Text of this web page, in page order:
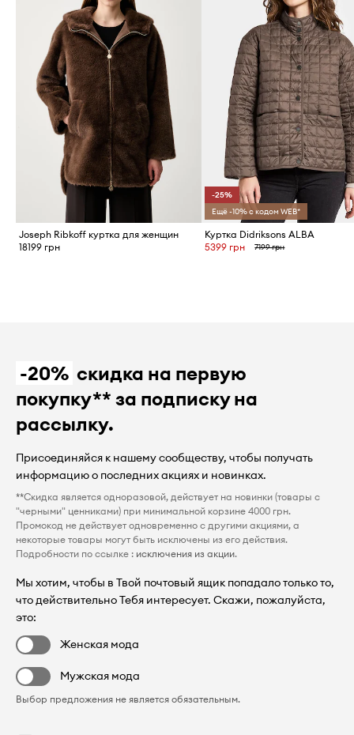
Joseph Ribkoff куртка для женщин
18199 грн
-25%
Ещё -10% с кодом WEB*
Куртка Didriksons ALBA
5399 грн
7199 грн
-20% скидка на первую
покупку** за подписку на
рассылку.
Присоединяйся к нашему сообществу, чтобы получать
информацию о последних акциях и новинках.
**Скидка является одноразовой, действует на новинки (товары с
"черными" ценниками) при минимальной корзине 4000 грн.
Промокод не действует одновременно с другими акциями, а
некоторые товары могут быть исключены из его действия.
Подробности по ссылке : исключения из акции.
Мы хотим, чтобы в Твой почтовый ящик попадало только то,
что действительно Тебя интересует. Скажи, пожалуйста,
это:
Женская мода
Мужская мода
Выбор предложения не является обязательным.